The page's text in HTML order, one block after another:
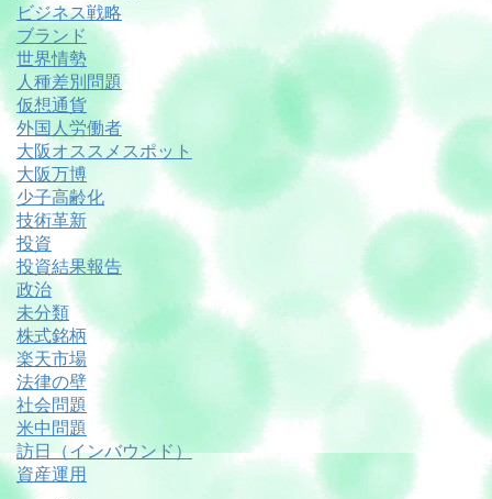
ビジネス戦略
ブランド
世界情勢
人種差別問題
仮想通貨
外国人労働者
大阪オススメスポット
大阪万博
少子高齢化
技術革新
投資
投資結果報告
政治
未分類
株式銘柄
楽天市場
法律の壁
社会問題
米中問題
訪日（インバウンド）
資産運用